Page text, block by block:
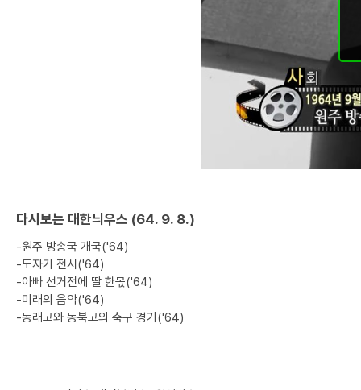
다시보는 대한늬우스 (64. 9. 8.)
-원주 방송국 개국('64)
-도자기 전시('64)
-아빠 선거전에 딸 한몫('64)
-미래의 음악('64)
-동래고와 동북고의 축구 경기('64)